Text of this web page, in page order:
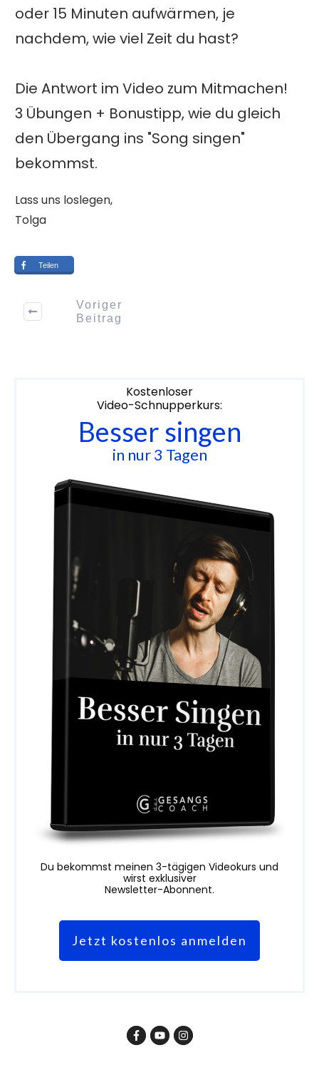
oder 15 Minuten aufwärmen, je
nachdem, wie viel Zeit du hast?
Die Antwort im Video zum Mitmachen!
3 Übungen + Bonustipp, wie du gleich
den Übergang ins "Song singen"
bekommst.
Lass uns loslegen,
Tolga
Teilen
Voriger
Beitrag
Kostenloser
Video-Schnupperkurs:
Besser singen
in nur 3 Tagen
Du bekommst meinen 3-tägigen Videokurs und
wirst exklusiver
Newsletter-Abonnent.
Jetzt kostenlos anmelden